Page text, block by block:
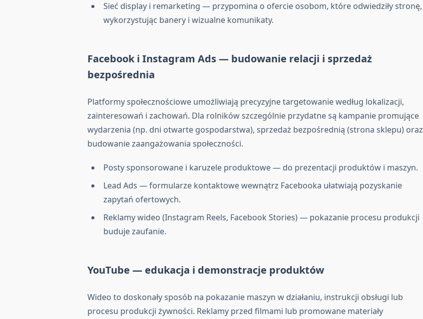
Sieć display i remarketing — przypomina o ofercie osobom, które odwiedziły stronę,
wykorzystując banery i wizualne komunikaty.
Facebook i Instagram Ads — budowanie relacji i sprzedaż
bezpośrednia
Platformy społecznościowe umożliwiają precyzyjne targetowanie według lokalizacji,
zainteresowań i zachowań. Dla rolników szczególnie przydatne są kampanie promujące
wydarzenia (np. dni otwarte gospodarstwa), sprzedaż bezpośrednią (strona sklepu) oraz
budowanie zaangażowania społeczności.
Posty sponsorowane i karuzele produktowe — do prezentacji produktów i maszyn.
Lead Ads — formularze kontaktowe wewnątrz Facebooka ułatwiają pozyskanie
zapytań ofertowych.
Reklamy wideo (Instagram Reels, Facebook Stories) — pokazanie procesu produkcji
buduje zaufanie.
YouTube — edukacja i demonstracje produktów
Wideo to doskonały sposób na pokazanie maszyn w działaniu, instrukcji obsługi lub
procesu produkcji żywności. Reklamy przed filmami lub promowane materiały